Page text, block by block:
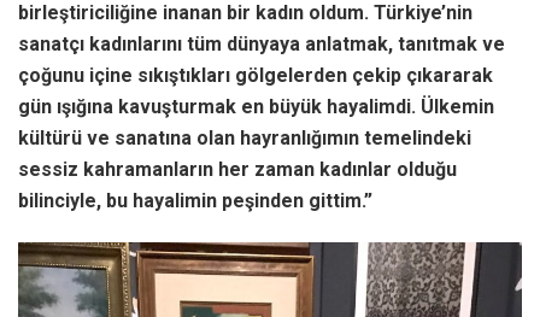
birleştiriciliğine inanan bir kadın oldum. Türkiye’nin
sanatçı kadınlarını tüm dünyaya anlatmak, tanıtmak ve
çoğunu içine sıkıştıkları gölgelerden çekip çıkararak
gün ışığına kavuşturmak en büyük hayalimdi. Ülkemin
kültürü ve sanatına olan hayranlığımın temelindeki
sessiz kahramanların her zaman kadınlar olduğu
bilinciyle, bu hayalimin peşinden gittim.”